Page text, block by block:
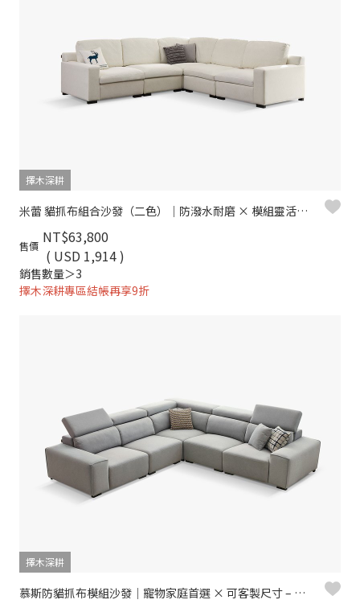
擇木深耕
米蕾 貓抓布組合沙發（二色）｜防潑水耐磨 × 模組靈活拼接– 擇木深耕
售價 NT$63,800
( USD 1,914 )
銷售數量＞3
擇木深耕專區結帳再享9折
擇木深耕
慕斯防貓抓布模組沙發｜寵物家庭首選 × 可客製尺寸 – 擇木深耕